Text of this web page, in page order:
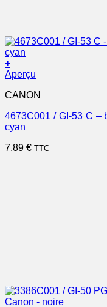
+
Aperçu
CANON
4673C001 / GI-53 C –
cyan
7,89 € TTC